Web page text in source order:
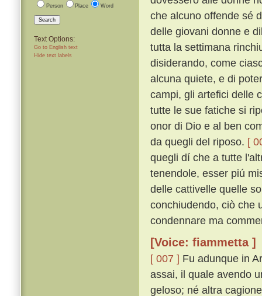
Person Place Word
Search
Text Options:
Go to English text
Hide text labels
che alcuno offende sé
delle giovani donne e
tutta la settimana
disiderando, come
alcuna quiete, e di
campi, gli artefici delle
tutte le sue fatiche si
onor di Dio e al ben
da quegli del riposo. [
quegli dí che a tutte
tenendole, esser piú
delle cattivelle quelle
conchiudendo, ciò che
condennare ma
[Voice: fiammetta ]
[ 007 ] Fu adunque in
assai, il quale avendo
geloso; né altra